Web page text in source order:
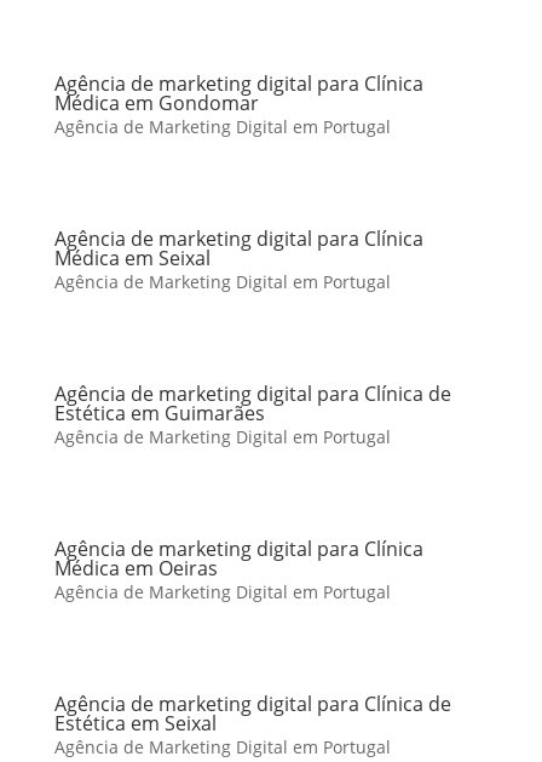
Agência de marketing digital para Clínica
Médica em Gondomar
Agência de Marketing Digital em Portugal
Agência de marketing digital para Clínica
Médica em Seixal
Agência de Marketing Digital em Portugal
Agência de marketing digital para Clínica de
Estética em Guimarães
Agência de Marketing Digital em Portugal
Agência de marketing digital para Clínica
Médica em Oeiras
Agência de Marketing Digital em Portugal
Agência de marketing digital para Clínica de
Estética em Seixal
Agência de Marketing Digital em Portugal